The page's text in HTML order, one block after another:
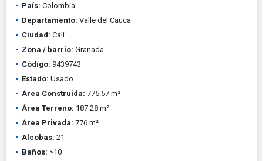
País: Colombia
Departamento: Valle del Cauca
Ciudad: Cali
Zona / barrio: Granada
Código: 9439743
Estado: Usado
Área Construida: 775.57 m²
Área Terreno: 187.28 m²
Área Privada: 776 m²
Alcobas: 21
Baños: >10